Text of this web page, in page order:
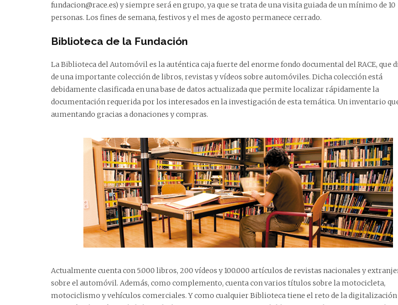
fundacion@race.es) y siempre será en grupo, ya que se trata de una visita guiada de un mínimo de 10
personas. Los fines de semana, festivos y el mes de agosto permanece cerrado.
Biblioteca de la Fundación
La Biblioteca del Automóvil es la auténtica caja fuerte del enorme fondo documental del RACE, que
de una importante colección de libros, revistas y vídeos sobre automóviles. Dicha colección está
debidamente clasificada en una base de datos actualizada que permite localizar rápidamente la
documentación requerida por los interesados en la investigación de esta temática. Un inventario
aumentando gracias a donaciones y compras.
Actualmente cuenta con 5.000 libros, 200 vídeos y 100.000 artículos de revistas nacionales y
sobre el automóvil. Además, como complemento, cuenta con varios títulos sobre la motocicleta,
motociclismo y vehículos comerciales. Y como cualquier Biblioteca tiene el reto de la digitalización